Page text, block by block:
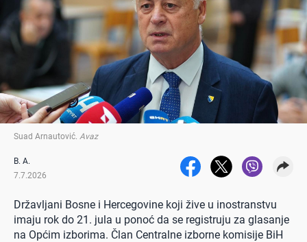
Suad Arnautović Avaz
B. A.
7.7.2026
Državljani Bosne i Hercegovine koji žive u inostranstvu
imaju rok do 21. jula u ponoć da se registruju za glasanje
na Općim izborima. Član Centralne izborne komisije BiH